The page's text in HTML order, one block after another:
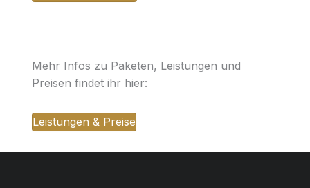
Mehr Infos zu Paketen, Leistungen und
Preisen findet ihr hier:
Leistungen & Preise